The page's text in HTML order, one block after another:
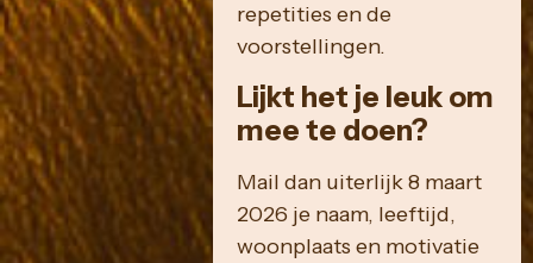
repetities en de
voorstellingen.
Lijkt het je leuk om
mee te doen?
Mail dan uiterlijk 8 maart
2026 je naam, leeftijd,
woonplaats en motivatie